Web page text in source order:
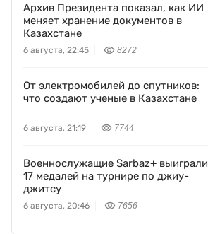
Архив Президента показал, как ИИ
меняет хранение документов в
Казахстане
6 августа, 22:45 8272
От электромобилей до спутников:
что создают ученые в Казахстане
6 августа, 21:19 7744
Военнослужащие Sarbaz+ выиграли
17 медалей на турнире по джиу-
джитсу
6 августа, 20:46 7656